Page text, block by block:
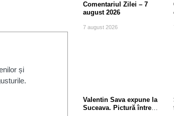
și
Comentariul Zilei – 7
august 2026
7 august 2026
Valentin Sava expune la
Suceava. Pictură între